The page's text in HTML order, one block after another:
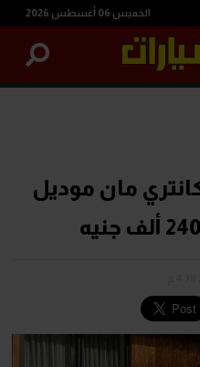
الخميس 06 أغسطس 2026
مان موديل